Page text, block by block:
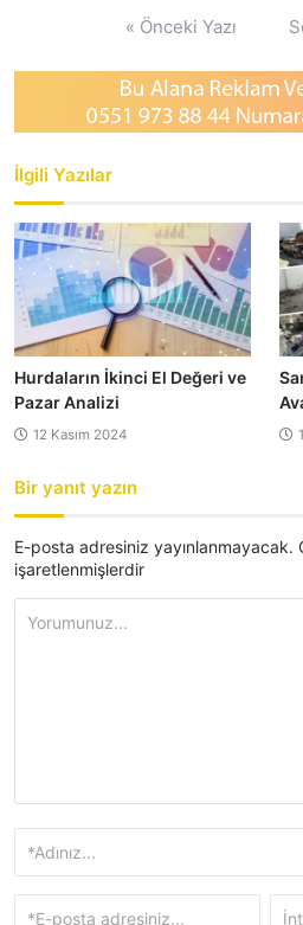
« Önceki Yazı
İlgili Yazılar
Hurdaların İkinci El Değeri ve
Pazar Analizi
12 Kasım 2024
Bir yanıt yazın
E-posta adresiniz yayınlanmayacak.
işaretlenmişlerdir